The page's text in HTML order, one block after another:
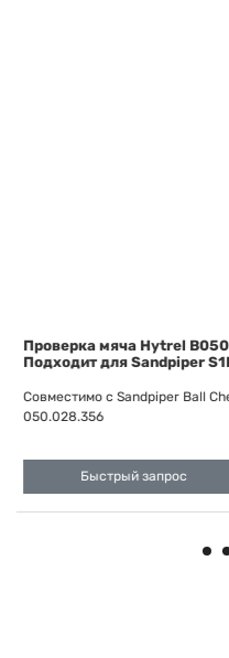
Клапанное седло
B722.040.354 подходит к
Совместимо с клапанным
040-354 722.040.354
Быстрый запрос